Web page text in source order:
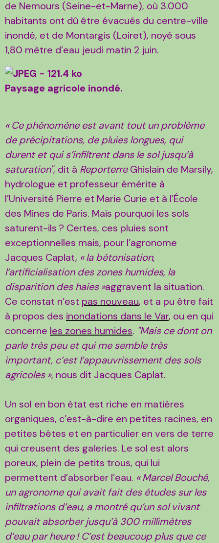
de Nemours (Seine-et-Marne), où 3.000
habitants ont dû être évacués du centre-ville
inondé, et de Montargis (Loiret), noyé sous
1,80 mètre d’eau jeudi matin 2 juin.
Paysage agricole inondé.
« Ce phénomène est avant tout un problème
de précipitations, de pluies longues, qui
durent et qui s’infiltrent dans le sol jusqu’à
saturation", dit à ReporterreGhislain de Marsily,
hydrologue et professeur émérite à
l’Université Pierre et Marie Curie et à l’École
des Mines de Paris. Mais pourquoi les sols
saturent-ils ? Certes, ces pluies sont
exceptionnelles mais, pour l’agronome
Jacques Caplat, «la bétonisation,
l’artificialisation des zones humides, la
disparition des haies »aggravent la situation.
Ce constat n’est pas nouveau, et a pu être fait
à propos des inondations dans le Var, ou en qui
concerne les zones humides. "Mais ce dont on
parle très peu et qui me semble très
important, c’est l’appauvrissement des sols
agricoles », nous dit Jacques Caplat.
Un sol en bon état est riche en matières
organiques, c’est-à-dire en petites racines, en
petites bêtes et en particulier en vers de terre
qui creusent des galeries. Le sol est alors
poreux, plein de petits trous, qui lui
permettent d’absorber l’eau. «Marcel Bouché,
un agronome qui avait fait des études sur les
infiltrations d’eau, a montré qu’un sol vivant
pouvait absorber jusqu’à 300 millimètres
d’eau par heure! C’est beaucoup plus que ce